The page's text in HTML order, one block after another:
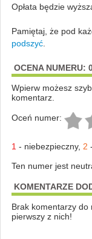
Opłata będzie
Pamiętaj, że pod
podszyć.
OCENA NUMERU:
Wpierw możesz
komentarz.
Oceń numer:
1 - niebezpieczny, 2 -
Ten numer jest
KOMENTARZE
Brak komentarzy
pierwszy z nich!